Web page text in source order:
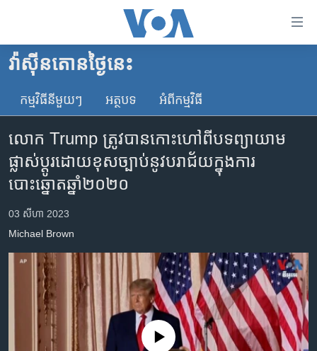
គេហទំព័រ​
ទាក់ទង
និង​
ចូល​
ទំព័រ​
ព័ត៌មាន​​
ម្តង
រំលង​
និង​
កម្ពុជា
អន្តរជាតិ
ហេឡូវីអូអេ
ទូរទស្សន៍ / វីដេអូ​
វិទ្យុ / ផតខាសថ៍
កម្មវិធីទាំងអស់
Khmer English
វ៉ាស៊ីនតោន​ថ្ងៃ​នេះ
កម្មវិធី​នីមួយៗ អត្ថបទ​ អំពី​កម្មវិធី​
លោក​ Trump ត្រូវ​បាន​កោះហៅ​ពី​​បទ​ព្យាយាម​
ផ្លាស់​ប្តូរ​​ដោយ​ខុសច្បាប់​នូវ​បរាជ័យ​​ក្នុង​ការ​
បោះឆ្នោត​​ឆ្នាំ២០២០​​
03 សីហា 2023
Michael​ Brown
No media source currently available